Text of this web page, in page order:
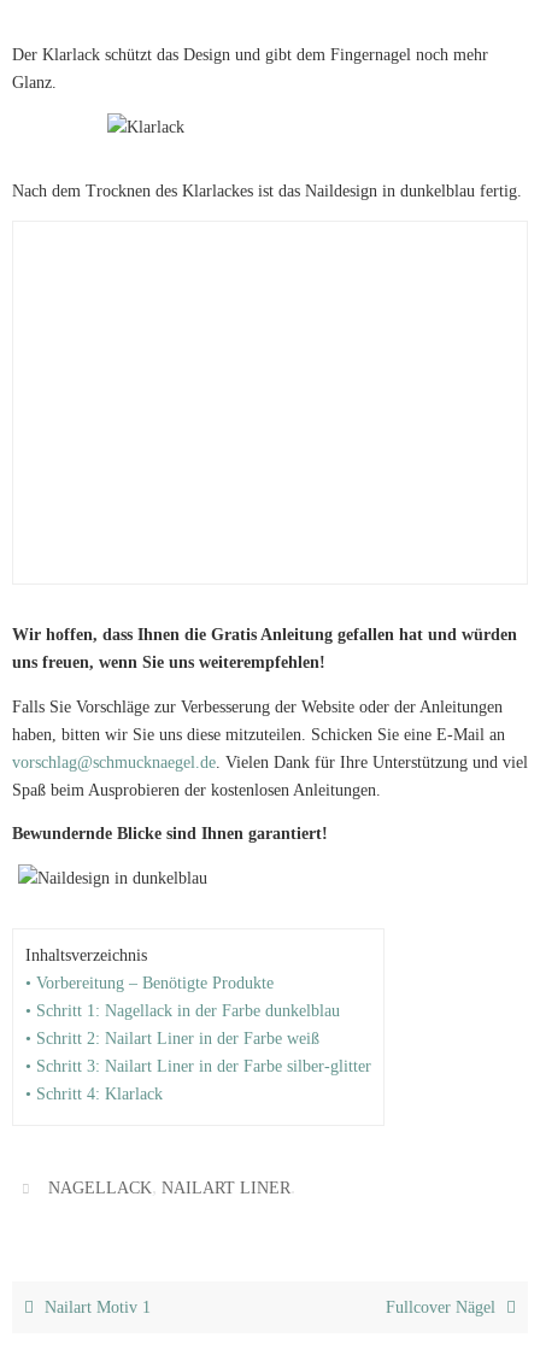
Der Klarlack schützt das Design und gibt dem Fingernagel noch mehr
Glanz.
Nach dem Trocknen des Klarlackes ist das Naildesign in dunkelblau fertig.
Wir hoffen, dass Ihnen die Gratis Anleitung gefallen hat und würden
uns freuen, wenn Sie uns weiterempfehlen!
Falls Sie Vorschläge zur Verbesserung der Website oder der Anleitungen
haben, bitten wir Sie uns diese mitzuteilen. Schicken Sie eine E-Mail an
vorschlag@schmucknaegel.de . Vielen Dank für Ihre Unterstützung und viel
Spaß beim Ausprobieren der kostenlosen Anleitungen.
Bewundernde Blicke sind Ihnen garantiert!
Inhaltsverzeichnis
• Vorbereitung – Benötigte Produkte
• Schritt 1: Nagellack in der Farbe dunkelblau
• Schritt 2: Nailart Liner in der Farbe weiß
• Schritt 3: Nailart Liner in der Farbe silber-glitter
• Schritt 4: Klarlack
NAGELLACK,NAILART LINER
Nailart Motiv 1 Fullcover Nägel